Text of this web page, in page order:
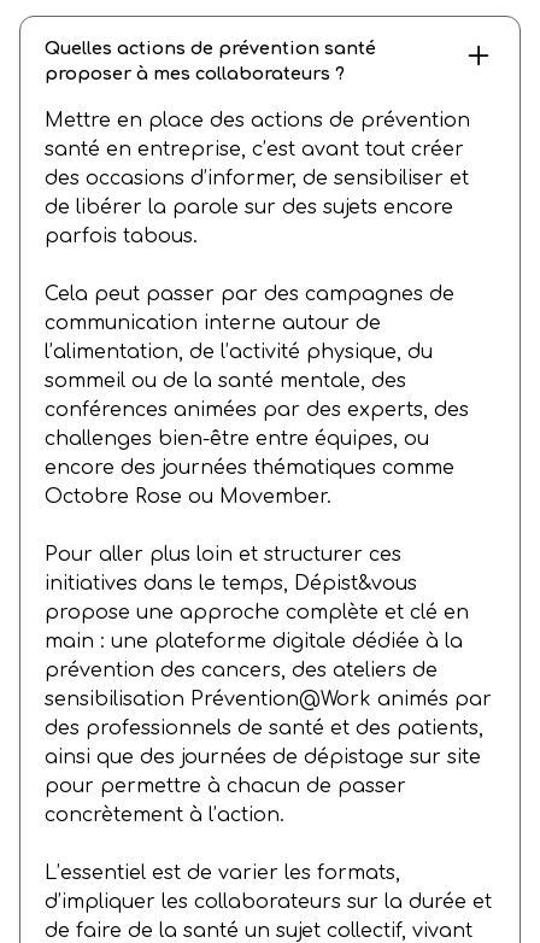
Quelles actions de prévention santé
proposer à mes collaborateurs ?
Mettre en place des actions de prévention
santé en entreprise, c’est avant tout créer
des occasions d’informer, de sensibiliser et
de libérer la parole sur des sujets encore
parfois tabous.
Cela peut passer par des campagnes de
communication interne autour de
l’alimentation, de l’activité physique, du
sommeil ou de la santé mentale, des
conférences animées par des experts, des
challenges bien-être entre équipes, ou
encore des journées thématiques comme
Octobre Rose ou Movember.
Pour aller plus loin et structurer ces
initiatives dans le temps, Dépist&vous
propose une approche complète et clé en
main : une plateforme digitale dédiée à la
prévention des cancers, des ateliers de
sensibilisation Prévention@Work animés par
des professionnels de santé et des patients,
ainsi que des journées de dépistage sur site
pour permettre à chacun de passer
concrètement à l’action.
L’essentiel est de varier les formats,
d’impliquer les collaborateurs sur la durée et
de faire de la santé un sujet collectif, vivant